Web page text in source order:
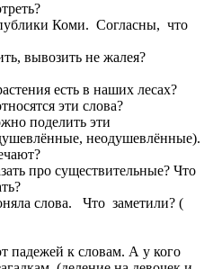
Коми. Согласны, что
вывозить не жалея?
есть в наших лесах?
эти слова?
поделить эти
неодушевлённые).
про существительные? Что
слова. Что заметили? (
падежей к словам. А у кого